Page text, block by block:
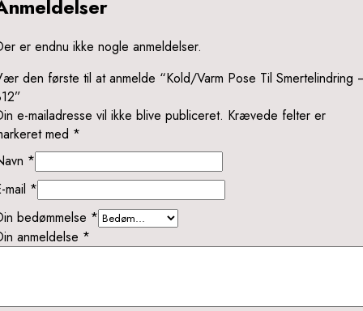
er endnu ikke nogle anmeldelser.
den første til at anmelde “Kold/Varm Pose Til Smertelindring
e-mailadresse vil ikke blive publiceret. Krævede felter er
med *
*
mail *
bedømmelse *
anmeldelse *